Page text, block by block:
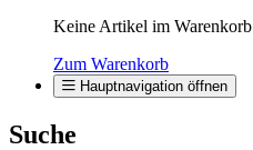
Keine Artikel im Warenkorb
Zum Warenkorb
Hauptnavigation öffnen
Suche